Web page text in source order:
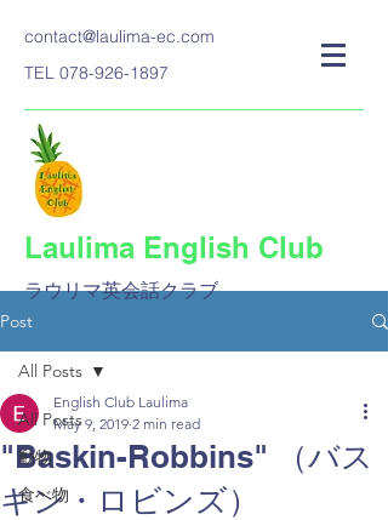
contact@laulima-ec.com
TEL 078-926-1897
Laulima English Club
ラウリマ英会話クラブ​
Post
All Posts
動物
食べ物
All Posts
"Baskin-Robbins" （バス
キン・ロビンズ）
English Club Laulima
May 9, 2019 2 min read